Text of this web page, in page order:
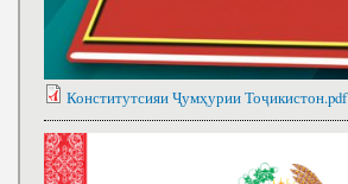
Конститутсияи Ҷумҳурии Тоҷикистон.pdf